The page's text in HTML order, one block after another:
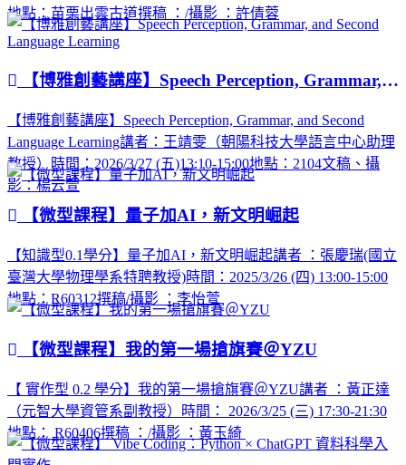
地點：苗栗出雲古道撰稿 ：/攝影 ：許倩蓉
【博雅創藝講座】Speech Perception, Grammar, and Second Language Learning
【博雅創藝講座】Speech Perception, Grammar, and Second
Language Learning講者：王靖雯（朝陽科技大學語言中心助理
教授）時間：2026/3/27 (五)13:10-15:00地點：2104文稿、攝
影：楊云萱
【微型課程】量子加AI，新文明崛起
【知識型0.1學分】量子加AI，新文明崛起講者 ：張慶瑞(國立
臺灣大學物理學系特聘教授)時間：2025/3/26 (四) 13:00-15:00
地點：R60312撰稿/攝影 ：李怡萱
【微型課程】我的第一場搶旗賽＠YZU
【 實作型 0.2 學分】我的第一場搶旗賽＠YZU講者 ：黃正達
（元智大學資管系副教授）時間： 2026/3/25 (三) 17:30-21:30
地點： R60406撰稿 ：/攝影 ：黃玉綺